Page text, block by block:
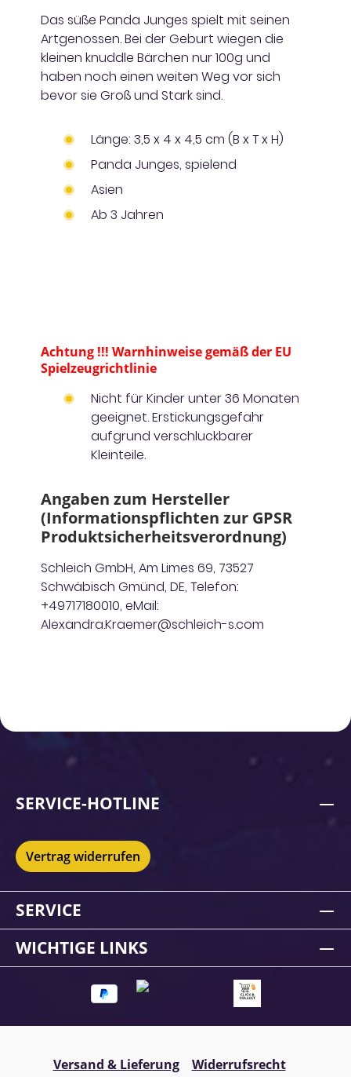
Das süße Panda Junges spielt mit seinen
Artgenossen. Bei der Geburt wiegen die
kleinen knuddle Bärchen nur 100g und
haben noch einen weiten Weg vor sich
bevor sie Groß und Stark sind.
Länge: 3,5 x 4 x 4,5 cm (B x T x H)
Panda Junges, spielend
Asien
Ab 3 Jahren
Achtung !!! Warnhinweise gemäß der EU
Spielzeugrichtlinie
Nicht für Kinder unter 36 Monaten
geeignet. Erstickungsgefahr
aufgrund verschluckbarer
Kleinteile.
Angaben zum Hersteller
(Informationspflichten zur GPSR
Produktsicherheitsverordnung)
Schleich GmbH, Am Limes 69, 73527
Schwäbisch Gmünd, DE, Telefon:
+49717180010, eMail:
Alexandra.Kraemer@schleich-s.com
SERVICE-HOTLINE
Vertrag widerrufen
SERVICE
WICHTIGE LINKS
Versand & Lieferung Widerrufsrecht